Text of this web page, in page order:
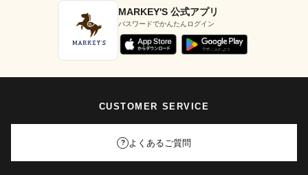
MARKEY'S 公式アプリ
パスワードでかんたんログイン
CUSTOMER SERVICE
? よくあるご質問